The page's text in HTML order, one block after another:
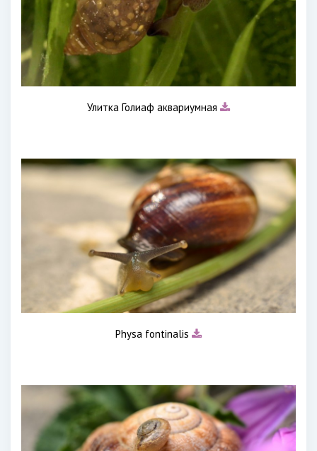
Улитка Голиаф аквариумная
Physa fontinalis